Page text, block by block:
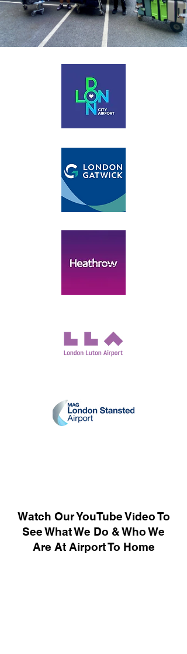
Watch Our YouTube Video To
See What We Do & Who We
Are At Airport To Home